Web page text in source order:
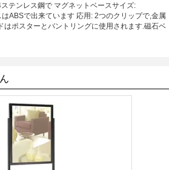
テンレス鋼で マグネットベースサイズ:
ABSで出来ています 応用: 2つのクリップで,金属
はポスターとバントリングに使用されます.磁石ベ